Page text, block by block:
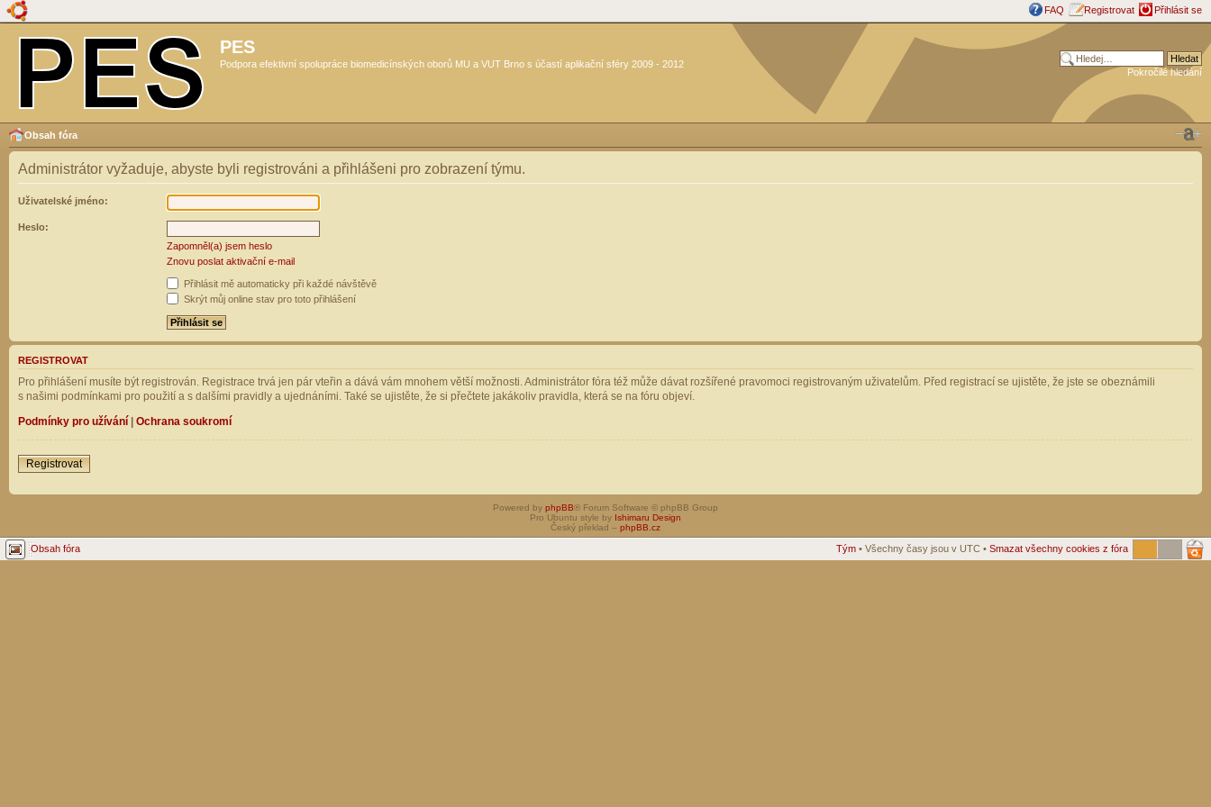
FAQ Registrovat Přihlásit se
PES
Podpora efektivní spolupráce biomedicínských oborů MU a VUT Brno s účastí aplikační sféry 2009 - 2012
Pokročilé hledání
Obsah fóra
Administrátor vyžaduje, abyste byli registrováni a přihlášeni pro zobrazení týmu.
Uživatelské jméno:
Heslo:
Zapomněl(a) jsem heslo
Znovu poslat aktivační e-mail
Přihlásit mě automaticky při každé návštěvě
Skrýt můj online stav pro toto přihlášení
REGISTROVAT
Pro přihlášení musíte být registrován. Registrace trvá jen pár vteřin a dává vám mnohem větší možnosti. Administrátor fóra též může dávat rozšířené pravomoci registrovaným uživatelům. Před registrací se ujistěte, že jste se obeznámili
s našimi podmínkami pro použití a s dalšími pravidly a ujednáními. Také se ujistěte, že si přečtete jakákoliv pravidla, která se na fóru objeví.
Podmínky pro užívání | Ochrana soukromí
Registrovat
Powered by phpBB® Forum Software © phpBB Group
Pro Ubuntu style by Ishimaru Design
Český překlad – phpBB.cz
Obsah fóra Tým • Všechny časy jsou v UTC • Smazat všechny cookies z fóra